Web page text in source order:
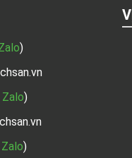
)
)
)